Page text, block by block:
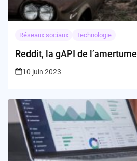
Réseaux sociaux Technologie
Reddit, la gAPI de l’amertume
10 juin 2023